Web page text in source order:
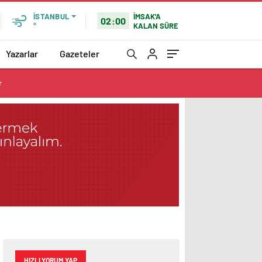
İSTANBUL
°
02:00
İMSAK'A
KALAN SÜRE
Yazarlar Gazeteler